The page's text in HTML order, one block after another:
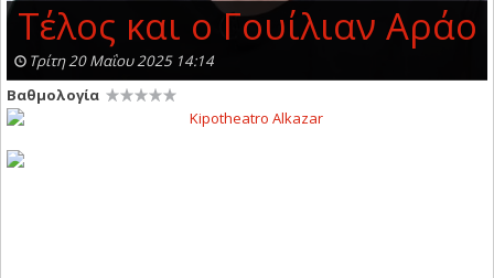
Τέλος και ο Γουίλιαν Αράο
Τρίτη 20 Μαΐου 2025 14:14
Βαθμολογία